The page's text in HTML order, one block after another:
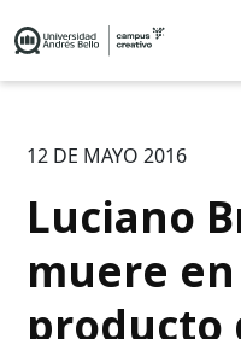
12 DE MAYO 2016
Luciano
muere en
producto